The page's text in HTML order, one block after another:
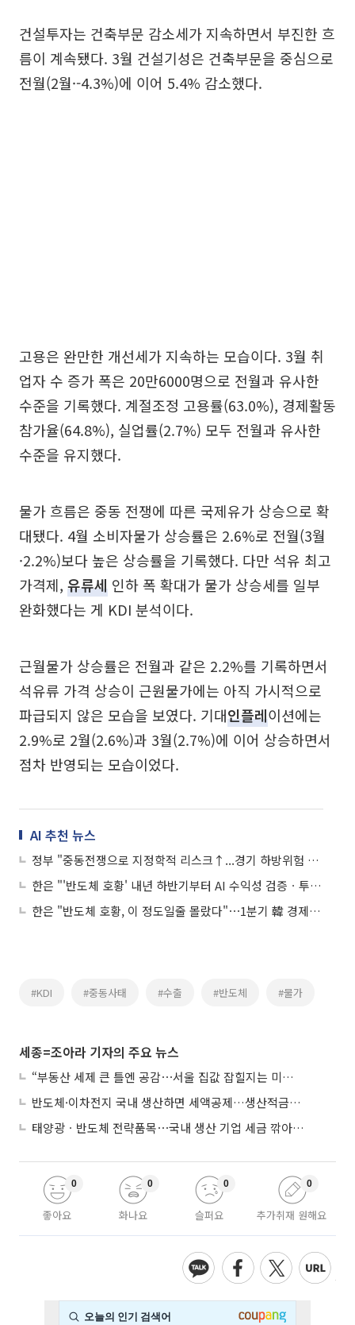
건설투자는 건축부문 감소세가 지속하면서 부진한 흐
름이 계속됐다. 3월 건설기성은 건축부문을 중심으로
전월(2월·-4.3%)에 이어 5.4% 감소했다.
고용은 완만한 개선세가 지속하는 모습이다. 3월 취
업자 수 증가 폭은 20만6000명으로 전월과 유사한
수준을 기록했다. 계절조정 고용률(63.0%), 경제활동
참가율(64.8%), 실업률(2.7%) 모두 전월과 유사한
수준을 유지했다.
물가 흐름은 중동 전쟁에 따른 국제유가 상승으로 확
대됐다. 4월 소비자물가 상승률은 2.6%로 전월(3월
·2.2%)보다 높은 상승률을 기록했다. 다만 석유 최고
가격제, 유류세 인하 폭 확대가 물가 상승세를 일부
완화했다는 게 KDI 분석이다.
근월물가 상승률은 전월과 같은 2.2%를 기록하면서
석유류 가격 상승이 근원물가에는 아직 가시적으로
파급되지 않은 모습을 보였다. 기대인플레이션에는
2.9%로 2월(2.6%)과 3월(2.7%)에 이어 상승하면서
점차 반영되는 모습이었다.
AI 추천 뉴스
정부 "중동전쟁으로 지정학적 리스크↑...경기 하방위험 증대"
한은 "'반도체 호황' 내년 하반기부터 AI 수익성 검증ㆍ투자여력에 달렸다"
한은 "반도체 호황, 이 정도일줄 몰랐다"⋯1분기 韓 경제 1.7% '깜짝 성장'
#KDI #중동사태 #수출 #반도체 #물가
세종=조아라 기자의 주요 뉴스
“부동산 세제 큰 틀엔 공감⋯서울 집값 잡힐지는 미지수”
반도체·이차전지 국내 생산하면 세액공제…생산적금융 ISA 신설
태양광ㆍ반도체 전략품목⋯국내 생산 기업 세금 깎아준다
좋아요
0
화나요
0
슬퍼요
0
추가취재 원해요
0